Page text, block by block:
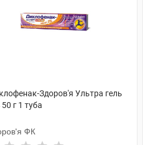
Здоров'я Ультра гель
50 г 1 туба
ФК